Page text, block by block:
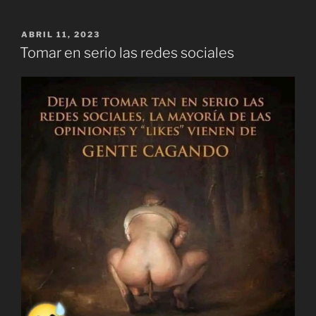
PUBLICADO
EL
ABRIL 11, 2023
Tomar en serio las redes sociales